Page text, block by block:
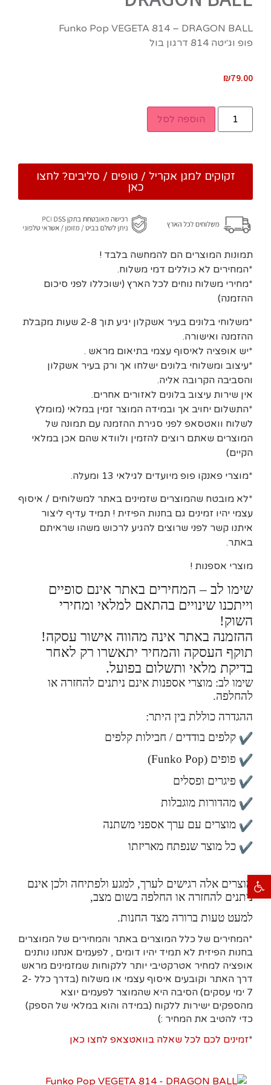
פתח סרגל נגישות
Funko Pop VEGETA 814 – DRAGON BALL
פופ וג׳יטה 814 דרגון בול
₪79.00
הוספה לסל
זקוקים למגן אקריל / טופים / סליבים? לחצו
כאן
תמונות המוצרים הם להמחשה בלבד !
*המחירים לא כוללים דמי משלוח.
*מחירי משלוח נוחים לכל הארץ (ישוכללו לפני סיכום
ההזמנה)
*משלוחי בלונים בעיר אשקלון יגיע תוך 2-8 שעות מקבלת
ההזמנה ואישורה.
*יש אופציה לאיסוף עצמי בתיאום מראש .
*עיצוב ומשלוחי בלונים ישלחו אך ורק בעיר אשקלון
והסביבה הקרובה אליה.
אין שירות עיצוב בלונים לאזורים אחרים.
*התשלום יחויב אך ובמידה המוצר זמין במלאי (מומלץ
לשלוח וואטסאפ לפני סגירת ההזמנה עם תמונה של
המוצרים שאתם רוצים להזמין ולוודא שהם אכן במלאי
הקיים)
*מוצרי פאנקו פופ מיועדים לגילאי 13 ומעלה.
*לא מובטח שהמוצרים שזמינים באתר למשלוחים / איסוף
עצמי יהיו זמינים גם בחנות הפיזית ! תמיד עדיף ליצור
איתנו קשר לפני שרוצים להגיע לרכוש משהו שראיתם
באתר.
מוצרי אספנות !
שימו לב – המחירים באתר אינם סופיים
וייתכנו שינויים בהתאם למלאי ומחירי
השוק!
ההזמנה באתר אינה מהווה אישור עסקה!
תוקף העסקה והמחיר יתאשרו רק לאחר
בדיקת מלאי ותשלום בפועל.
שימו לב: מוצרי אספנות אינם ניתנים להחזרה או
להחלפה.
ההגדרה כוללת בין היתר:
קלפים בודדים / חבילות קלפים
פופים (Funko Pop)
פיגרים ופסלים
מהדורות מוגבלות
מוצרים עם ערך אספני משתנה
כל מוצר שנפתח מאריזתו
מוצרים אלה רגישים לערך, למגע ולפתיחה ולכן אינם
ניתנים להחזרה או החלפה בשום מצב,
למעט טעות ברורה מצד החנות.
*המחירים של כלל המוצרים באתר והמחירים של המוצרים
בחנות הפיזית לא תמיד יהיו דומים , לפעמים אנחנו נותנים
אופציה למחיר אטרקטיבי יותר ללקוחות שמזמינים מראש
דרך האתר וקובעים איסוף עצמי או משלוח (בדרך כלל 2-
7 ימי עסקים)
הסיבה היא שהמוצר לפעמים יוצא
מהספקים ישירות ללקוח (במידה והוא במלאי של הספק)
כדי להטיב את המחיר :)
*זמינים לכם לכל שאלה בוואטצאפ לחצו כאן